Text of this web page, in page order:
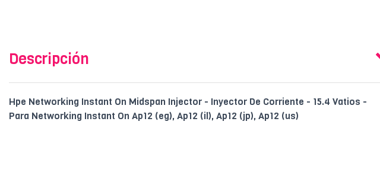
Descripción
Hpe Networking Instant On Midspan Injector - Inyector De Corriente - 15.4 Vatios -
Para Networking Instant On Ap12 (eg), Ap12 (il), Ap12 (jp), Ap12 (us)